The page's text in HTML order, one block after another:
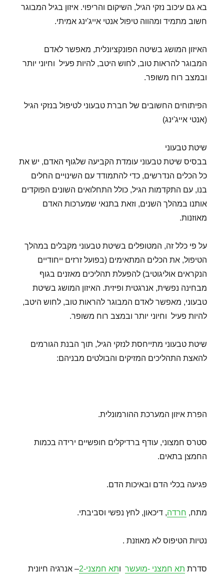
בא גם עיכוב נזקי הגיל, השיקום והריפוי. איזון בגיל המבוגר
חשוב מתמיד ומהווה טיפול אנטי אייג'ינג אמיתי.
האיזון המושג בשיטה הפונקציונלית, מאפשר לאדם
המבוגר להראות טוב, לחוש היטב, להיות פעיל וחיוני יותר
ובמצב רוח משופר.
הפיתוחים החשובים של חברת טבעוני לטיפול בנזקי הגיל
(אנטי אייג'ינג)
שיטת טבעוני
בבסיס שיטת טבעוני עומדת הקביעה שלגוף האדם, יש את
כל הכלים הנדרשים, כדי להתמודד עם השינויים החלים
בנו, עם התקדמות הגיל, כולל התחלואים השונים הפוקדים
אותנו במהלך השנים, וזאת בתנאי שמערכות האדם
מאוזנות.
על פי כלל זה, המטופלים בשיטת טבעוני מקבלים במהלך
הטיפול, את הכלים המתאימים (בפועל זרזים ייחודיים
הנקראים אוליגוטיב) להפעלת תהליכים מאזנים בגוף
מבחינה נפשית, אנרגטית ופיזית. האיזון המושג בשיטת
טבעוני, מאפשר לאדם המבוגר להראות טוב, לחוש היטב,
להיות פעיל וחיוני יותר ובמצב רוח משופר.
שיטת טבעוני מתייחסת לנזקי הגיל, תוך הבנת הגורמים
להאצת התהליכים המזיקים והבולטים מבניהם:
הפרת איזון המערכת ההורמונלית.
סטרס חמצוני, עודף ברדיקלים חופשיים ירידה בכמות
החמצן בתאים.
פגיעה בכלי הדם ובאיכות הדם.
מתח, חרדה, דיכאון, לחץ נפשי וסביבתי.
נטיות הטיפוס לא מאוזנת .
סדרת תא חמצני -מועשר ותא חמצני-2 – אנרגיה חיונית